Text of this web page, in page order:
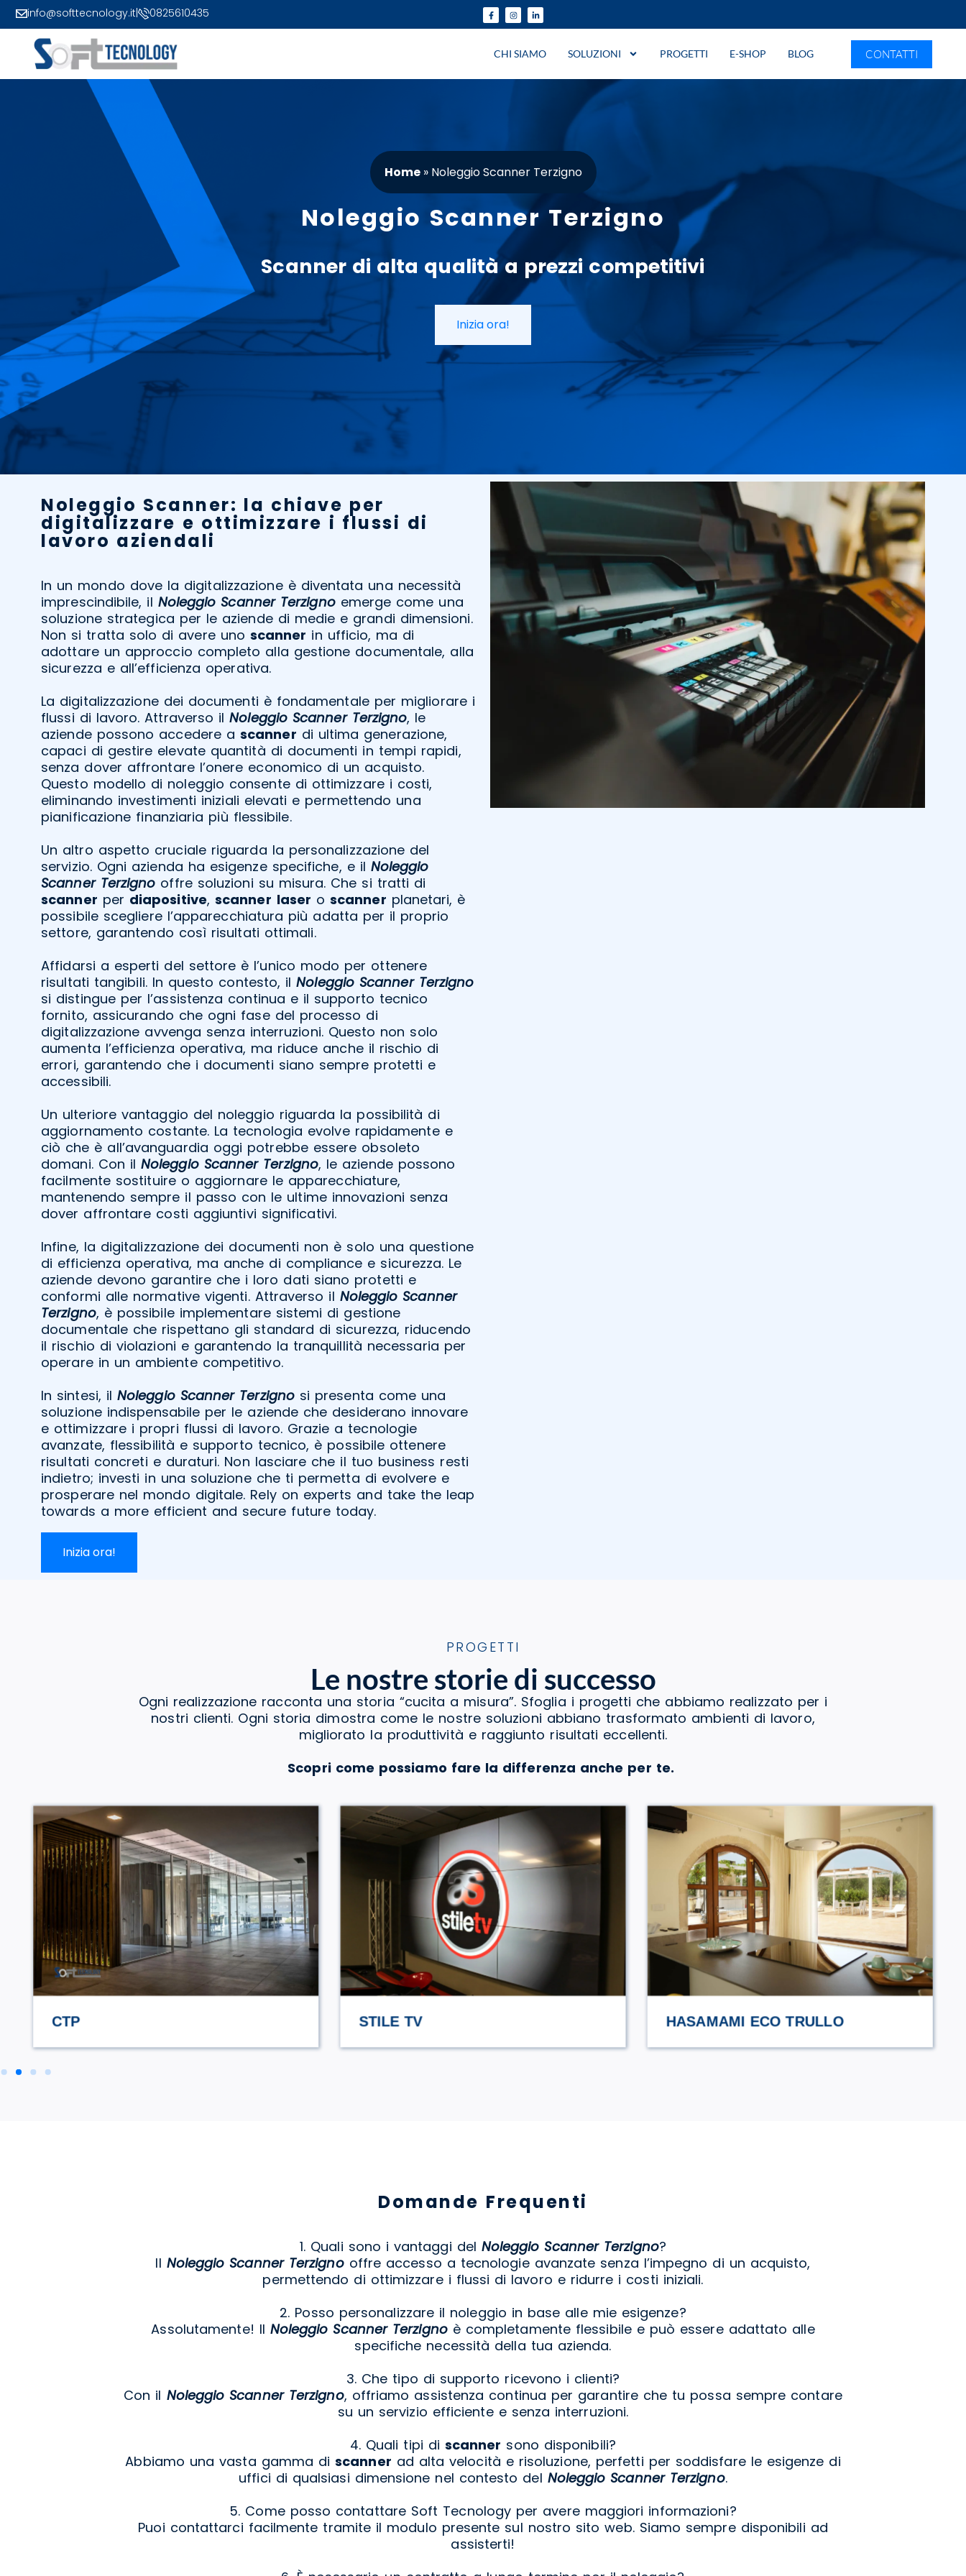
info@softtecnology.it 0825610435
CHI SIAMO SOLUZIONI PROGETTI E-SHOP BLOG CONTATTI
Home» Noleggio Scanner Terzigno
Noleggio Scanner Terzigno
Scanner di alta qualità a prezzi competitivi
Inizia ora!
Noleggio Scanner: la chiave per
digitalizzare e ottimizzare i flussi di
lavoro aziendali
In un mondo dove la digitalizzazione è diventata una necessità
imprescindibile, il Noleggio Scanner Terzignoemerge come una
soluzione strategica per le aziende di medie e grandi dimensioni.
Non si tratta solo di avere uno scanner in ufficio, ma di
adottare un approccio completo alla gestione documentale, alla
sicurezza e all’efficienza operativa.
La digitalizzazione dei documenti è fondamentale per migliorare i
flussi di lavoro. Attraverso ilNoleggio Scanner Terzigno, le
aziende possono accedere a scanner di ultima generazione,
capaci di gestire elevate quantità di documenti in tempi rapidi,
senza dover affrontare l’onere economico di un acquisto.
Questo modello di noleggio consente di ottimizzare i costi,
eliminando investimenti iniziali elevati e permettendo una
pianificazione finanziaria più flessibile.
Un altro aspetto cruciale riguarda la personalizzazione del
servizio. Ogni azienda ha esigenze specifiche, e il Noleggio
Scanner Terzigno offre soluzioni su misura. Che si tratti di
scanner per diapositive, scanner laser o scanner planetari, è
possibile scegliere l’apparecchiatura più adatta per il proprio
settore, garantendo così risultati ottimali.
Affidarsi a esperti del settore è l’unico modo per ottenere
risultati tangibili. In questo contesto, ilNoleggio Scanner Terzigno
si distingue per l’assistenza continua e il supporto tecnico
fornito, assicurando che ogni fase del processo di
digitalizzazione avvenga senza interruzioni. Questo non solo
aumenta l’efficienza operativa, ma riduce anche il rischio di
errori, garantendo che i documenti siano sempre protetti e
accessibili.
Un ulteriore vantaggio del noleggio riguarda la possibilità di
aggiornamento costante. La tecnologia evolve rapidamente e
ciò che è all’avanguardia oggi potrebbe essere obsoleto
domani. Con il Noleggio Scanner Terzigno, le aziende possono
facilmente sostituire o aggiornare le apparecchiature,
mantenendo sempre il passo con le ultime innovazioni senza
dover affrontare costi aggiuntivi significativi.
Infine, la digitalizzazione dei documenti non è solo una questione
di efficienza operativa, ma anche di compliance e sicurezza. Le
aziende devono garantire che i loro dati siano protetti e
conformi alle normative vigenti. Attraverso il Noleggio Scanner
Terzigno, è possibile implementare sistemi di gestione
documentale che rispettano gli standard di sicurezza, riducendo
il rischio di violazioni e garantendo la tranquillità necessaria per
operare in un ambiente competitivo.
In sintesi, il Noleggio Scanner Terzigno si presenta come una
soluzione indispensabile per le aziende che desiderano innovare
e ottimizzare i propri flussi di lavoro. Grazie a tecnologie
avanzate, flessibilità e supporto tecnico, è possibile ottenere
risultati concreti e duraturi. Non lasciare che il tuo business resti
indietro; investi in una soluzione che ti permetta di evolvere e
prosperare nel mondo digitale. Rely on experts and take the leap
towards a more efficient and secure future today.
Inizia ora!
PROGETTI
Le nostre storie di successo
Ogni realizzazione racconta una storia “cucita a misura”. Sfoglia i progetti che abbiamo realizzato per i
nostri clienti. Ogni storia dimostra come le nostre soluzioni abbiano trasformato ambienti di lavoro,
migliorato la produttività e raggiunto risultati eccellenti.
Scopri come possiamo fare la differenza anche per te.
STILE TV HASAMAMI ECO TRULLO URCIUOLI
Domande Frequenti
1. Quali sono i vantaggi del Noleggio Scanner Terzigno?
Il Noleggio Scanner Terzignooffre accesso a tecnologie avanzate senza l’impegno di un acquisto,
permettendo di ottimizzare i flussi di lavoro e ridurre i costi iniziali.
2. Posso personalizzare il noleggio in base alle mie esigenze?
Assolutamente! Il Noleggio Scanner Terzignoè completamente flessibile e può essere adattato alle
specifiche necessità della tua azienda.
3. Che tipo di supporto ricevono i clienti?
Con il Noleggio Scanner Terzigno, offriamo assistenza continua per garantire che tu possa sempre contare
su un servizio efficiente e senza interruzioni.
4. Quali tipi di scanner sono disponibili?
Abbiamo una vasta gamma discanner ad alta velocità e risoluzione, perfetti per soddisfare le esigenze di
uffici di qualsiasi dimensione nel contesto del Noleggio Scanner Terzigno.
5. Come posso contattare Soft Tecnology per avere maggiori informazioni?
Puoi contattarci facilmente tramite il modulo presente sul nostro sito web. Siamo sempre disponibili ad
assisterti!